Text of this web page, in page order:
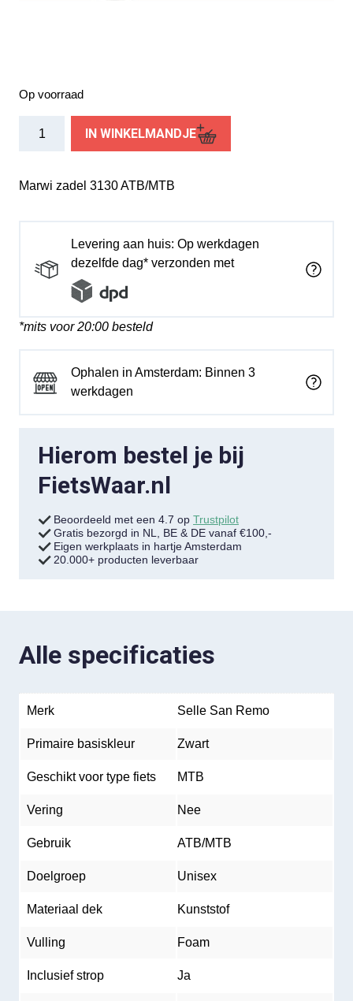
Op voorraad
ATB/MTB
IN WINKELMANDJE
Marwi zadel 3130 ATB/MTB
Levering aan huis: Op werkdagen
dezelfde dag* verzonden met
*mits voor 20:00 besteld
Ophalen in Amsterdam: Binnen 3
werkdagen
Hierom bestel je bij
FietsWaar.nl
Beoordeeld met een 4.7 op Trustpilot
Gratis bezorgd in NL, BE & DE vanaf €100,-
Eigen werkplaats in hartje Amsterdam
20.000+ producten leverbaar
Alle specificaties
Merk Selle San Remo
Primaire basiskleur Zwart
Geschikt voor type fiets MTB
Vering Nee
Gebruik ATB/MTB
Doelgroep Unisex
Materiaal dek Kunststof
Vulling Foam
Inclusief strop Ja